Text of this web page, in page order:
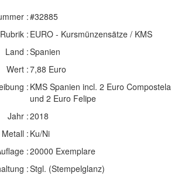
:#32885
Rubrik : EURO - Kursmünzensätze / KMS
Land :Spanien
Wert :7,88 Euro
: KMS Spanien incl. 2 Euro Compostela
und 2 Euro Felipe
Jahr :2018
Metall : Ku/Ni
:20000 Exemplare
:Stgl. (Stempelglanz)